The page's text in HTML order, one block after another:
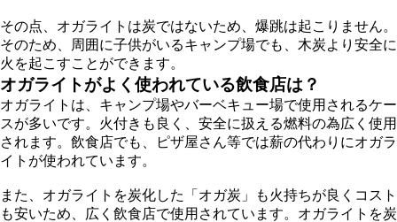
その点、オガライトは炭ではないため、爆跳は起こりません。
そのため、周囲に子供がいるキャンプ場でも、木炭より安全に
火を起こすことができます。
オガライトがよく使われている飲食店は？
オガライトは、キャンプ場やバーベキュー場で使用されるケー
スが多いです。火付きも良く、安全に扱える燃料の為広く使用
されます。飲食店でも、ピザ屋さん等では薪の代わりにオガラ
イトが使われています。
また、オガライトを炭化した「オガ炭」も火持ちが良くコスト
も安いため、広く飲食店で使用されています。オガライトを炭